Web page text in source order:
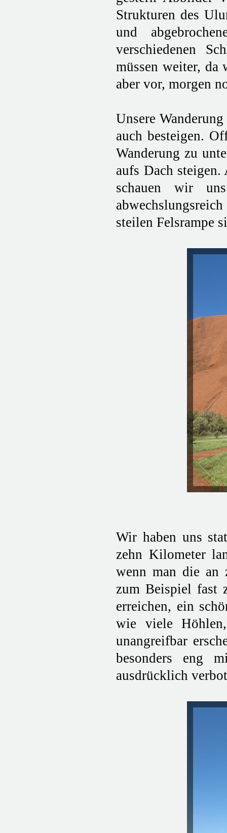
Strukturen des
und
verschiedenen
müssen weiter, da
aber vor, morgen
Unsere
auch besteigen.
Wanderung zu
aufs Dach
schauen wir
steilen Felsrampe
Wir haben uns
zehn Kilometer
wenn man die an
zum Beispiel fast
erreichen, ein
wie viele
unangreifbar
besonders eng
ausdrücklich